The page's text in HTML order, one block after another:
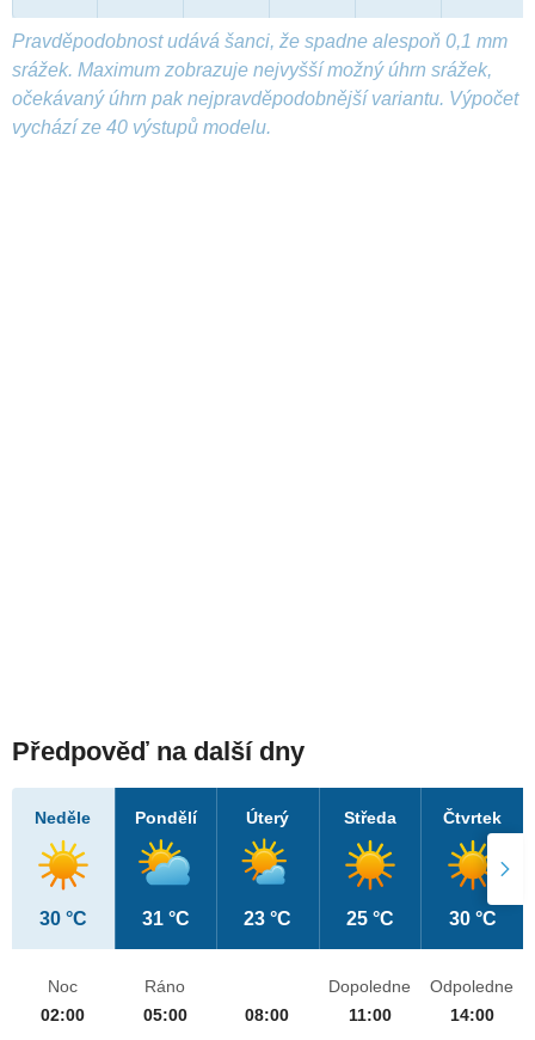
Pravděpodobnost udává šanci, že spadne alespoň 0,1 mm
srážek. Maximum zobrazuje nejvyšší možný úhrn srážek,
očekávaný úhrn pak nejpravděpodobnější variantu. Výpočet
vychází ze 40 výstupů modelu.
Předpověď na další dny
Neděle
30 °C
Pondělí
31 °C
Úterý
23 °C
Středa
25 °C
Čtvrtek
30 °C
Noc
02:00
Ráno
05:00
08:00
Dopoledne
11:00
Odpoledne
14:00